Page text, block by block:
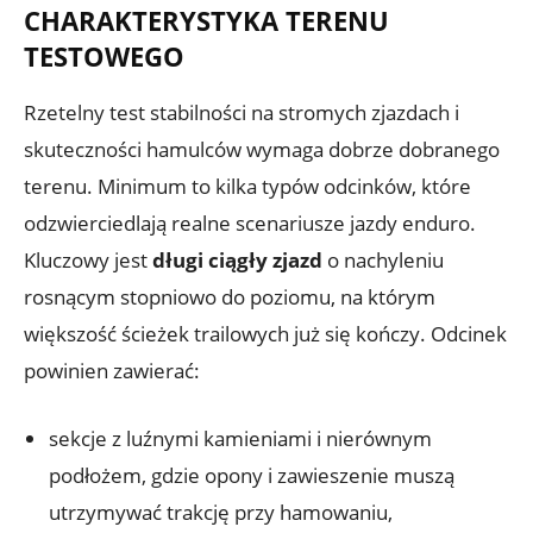
CHARAKTERYSTYKA TERENU
TESTOWEGO
Rzetelny test stabilności na stromych zjazdach i
skuteczności hamulców wymaga dobrze dobranego
terenu. Minimum to kilka typów odcinków, które
odzwierciedlają realne scenariusze jazdy enduro.
Kluczowy jestdługi ciągły zjazd o nachyleniu
rosnącym stopniowo do poziomu, na którym
większość ścieżek trailowych już się kończy. Odcinek
powinien zawierać:
sekcje z luźnymi kamieniami i nierównym
podłożem, gdzie opony i zawieszenie muszą
utrzymywać trakcję przy hamowaniu,